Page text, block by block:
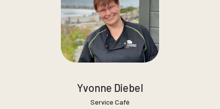
Yvonne Diebel
Service Café